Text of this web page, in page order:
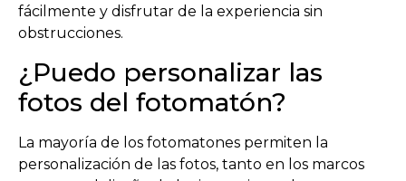
fácilmente y disfrutar de la experiencia sin
obstrucciones.
¿Puedo personalizar las
fotos del fotomatón?
La mayoría de los fotomatones permiten la
personalización de las fotos, tanto en los marcos